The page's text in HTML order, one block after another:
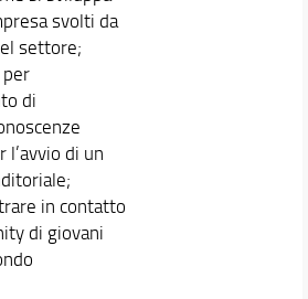
svolti da
settore;
di
di un
in contatto
di giovani